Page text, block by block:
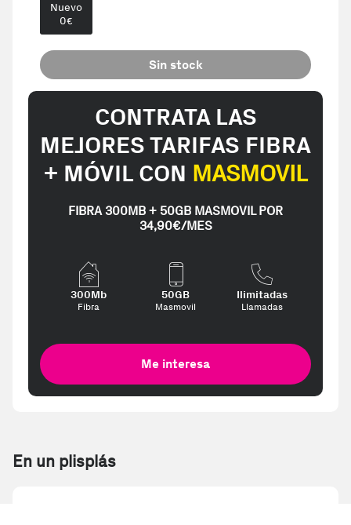
Nuevo
0€
Sin stock
CONTRATA LAS
MEJORES TARIFAS FIBRA
+ MÓVIL CON MASMOVIL
FIBRA 300MB + 50GB MASMOVIL POR
34,90€/MES
300Mb
Fibra
50GB
Masmovil
Ilimitadas
Llamadas
Me interesa
En un plisplás